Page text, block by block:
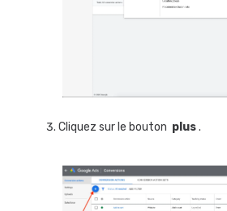
Cliquez sur le bouton plus.